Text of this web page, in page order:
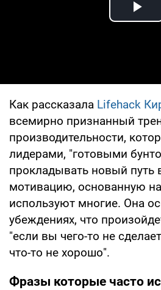
Как рассказала Lifehack
всемирно признанный
производительности,
лидерами, "готовыми
прокладывать новый путь
мотивацию, основанную
используют многие. Она
убеждениях, что
"если вы чего-то не
что-то не хорошо".
Фразы которые часто